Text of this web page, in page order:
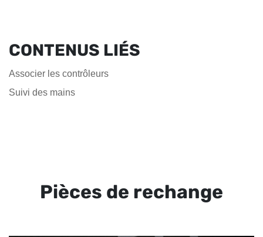
CONTENUS LIÉS
Associer les contrôleurs
Suivi des mains
Pièces de rechange